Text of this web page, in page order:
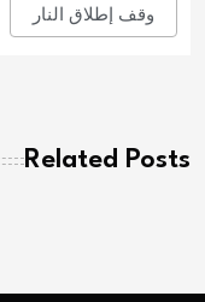
وقف إطلاق النار
Related Posts